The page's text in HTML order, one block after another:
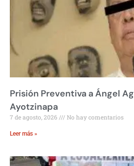
Prisión Preventiva a Ángel
Ayotzinapa
7 de agosto, 2026 No hay comentarios
Leer más »